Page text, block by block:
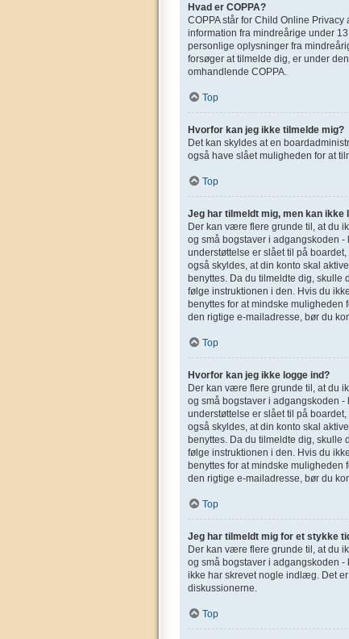
Hvad er COPPA?
COPPA står for Child Online
information fra mindreårige under
personlige oplysninger fra
forsøger at tilmelde dig, er under
omhandlende COPPA.
Top
Hvorfor kan jeg ikke tilmelde mig?
Det kan skyldes at en
også have slået muligheden for at
Top
Jeg har tilmeldt mig, men kan ikke
Der kan være flere grunde til, at du
og små bogstaver i adgangskoden
understøttelse er slået til på
også skyldes, at din konto skal
benyttes. Da du tilmeldte dig,
følge instruktionen i den. Hvis du
benyttes for at mindske muligheden
den rigtige e-mailadresse, bør du
Top
Hvorfor kan jeg ikke logge ind?
Der kan være flere grunde til, at du
og små bogstaver i adgangskoden
understøttelse er slået til på
også skyldes, at din konto skal
benyttes. Da du tilmeldte dig,
følge instruktionen i den. Hvis du
benyttes for at mindske muligheden
den rigtige e-mailadresse, bør du
Top
Jeg har tilmeldt mig for et stykke
Der kan være flere grunde til, at du
og små bogstaver i adgangskoden
ikke har skrevet nogle indlæg. Det
diskussionerne.
Top